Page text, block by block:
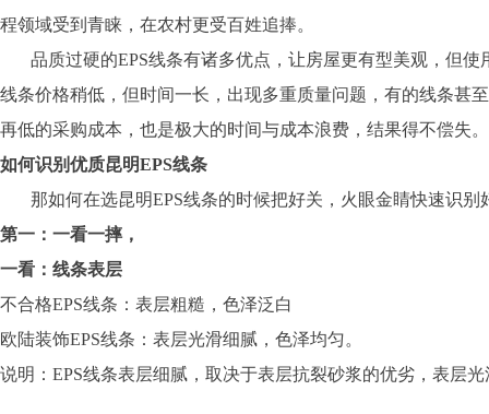
程领域受到青睐，在农村更受百姓追捧。
品质过硬的EPS线条有诸多优点，让房屋更有型美观，但使
线条价格稍低，但时间一长，出现多重质量问题，有的线条甚
再低的采购成本，也是极大的时间与成本浪费，结果得不偿失。
如何识别优质昆明EPS线条
那如何在选昆明EPS线条的时候把好关，火眼金睛快速识别
第一：一看一摔，
一看：线条表层
不合格EPS线条：表层粗糙，色泽泛白
欧陆装饰EPS线条：表层光滑细腻，色泽均匀。
说明：EPS线条表层细腻，取决于表层抗裂砂浆的优劣，表层